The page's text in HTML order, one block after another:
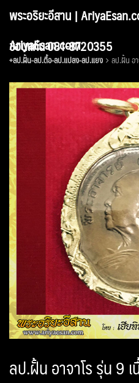
พระอริยะอีสาน |
ขอนแก่น 081-8720355
AriyaEsan.com
+ลป.ฝั้น-ลป.ตื้อ-ลป.แปลง-ลป.แยง ลป.ฝั้น อ
ลป.ฝั้น อาจาโร รุ่น 9